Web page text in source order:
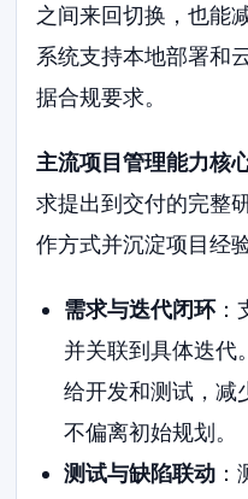
之间来回切换，也能
系统支持本地部署和
据合规要求。
主流项目管理能力核
求提出到交付的完整
作方式并沉淀项目经验
需求与迭代闭环：
并关联到具体迭代
给开发和测试，减
不偏离初始规划。
测试与缺陷联动：